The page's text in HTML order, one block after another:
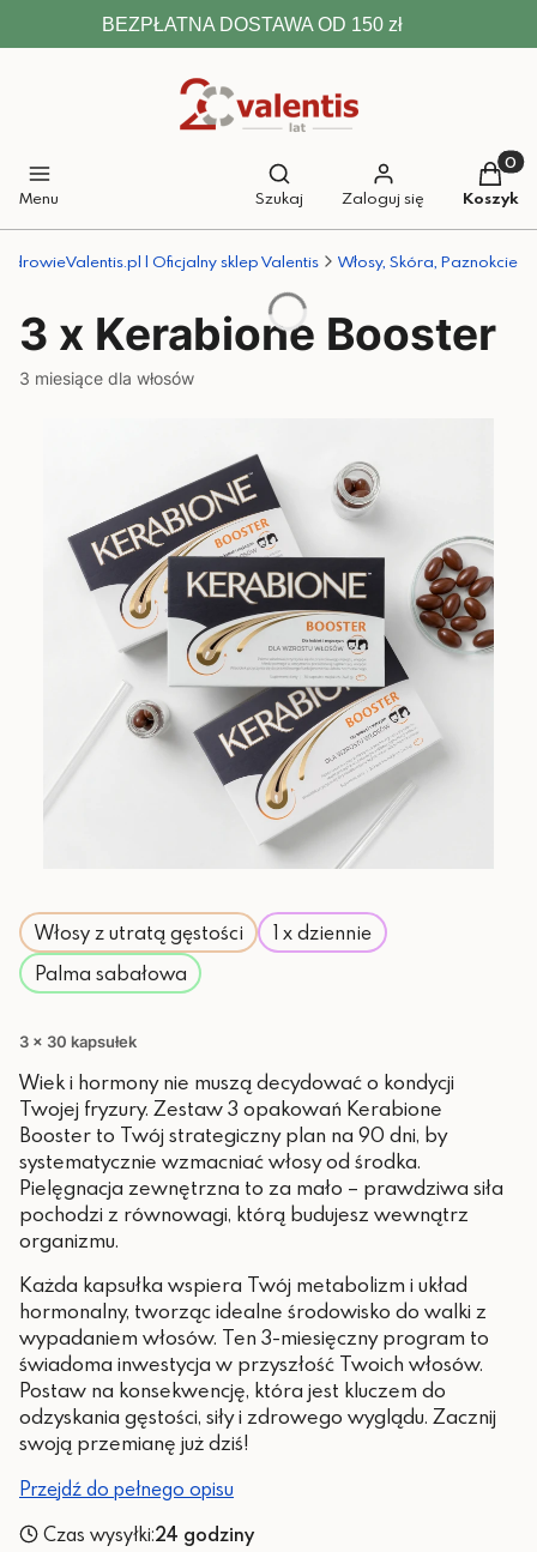
BEZPŁATNA DOSTAWA OD 150 zł
Menu
Otwórz wyszukiwarkę
Szukaj Zaloguj się Koszyk
ZdrowieValentis.pl | Oficjalny sklep Valentis Włosy, Skóra, Paznokcie
3 x Kerabione Booster
3 miesiące dla włosów
Włosy z utratą gęstości
1 x dziennie
Palma sabałowa
3 x 30 kapsułek
Wiek i hormony nie muszą decydować o kondycji
Twojej fryzury. Zestaw 3 opakowań Kerabione
Booster to Twój strategiczny plan na 90 dni, by
systematycznie wzmacniać włosy od środka.
Pielęgnacja zewnętrzna to za mało – prawdziwa siła
pochodzi z równowagi, którą budujesz wewnątrz
organizmu.
Każda kapsułka wspiera Twój metabolizm i układ
hormonalny, tworząc idealne środowisko do walki z
wypadaniem włosów. Ten 3-miesięczny program to
świadoma inwestycja w przyszłość Twoich włosów.
Postaw na konsekwencję, która jest kluczem do
odzyskania gęstości, siły i zdrowego wyglądu. Zacznij
swoją przemianę już dziś!
Przejdź do pełnego opisu
Czas wysyłki:24 godziny